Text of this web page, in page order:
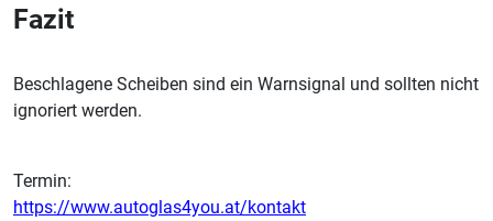
Fazit
Beschlagene Scheiben sind ein Warnsignal und sollten nicht
ignoriert werden.
Termin:
https://www.autoglas4you.at/kontakt